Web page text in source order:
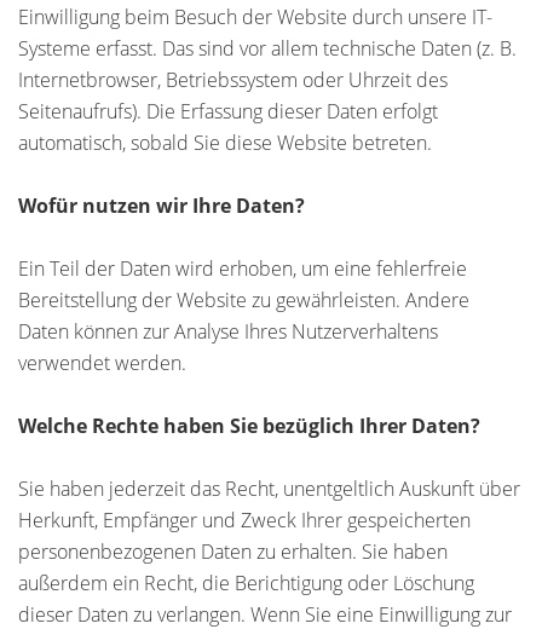
Einwilligung beim Besuch der Website durch unsere IT-
Systeme erfasst. Das sind vor allem technische Daten (z. B.
Internetbrowser, Betriebssystem oder Uhrzeit des
Seitenaufrufs). Die Erfassung dieser Daten erfolgt
automatisch, sobald Sie diese Website betreten.
Wofür nutzen wir Ihre Daten?
Ein Teil der Daten wird erhoben, um eine fehlerfreie
Bereitstellung der Website zu gewährleisten. Andere
Daten können zur Analyse Ihres Nutzerverhaltens
verwendet werden.
Welche Rechte haben Sie bezüglich Ihrer Daten?
Sie haben jederzeit das Recht, unentgeltlich Auskunft über
Herkunft, Empfänger und Zweck Ihrer gespeicherten
personenbezogenen Daten zu erhalten. Sie haben
außerdem ein Recht, die Berichtigung oder Löschung
dieser Daten zu verlangen. Wenn Sie eine Einwilligung zur